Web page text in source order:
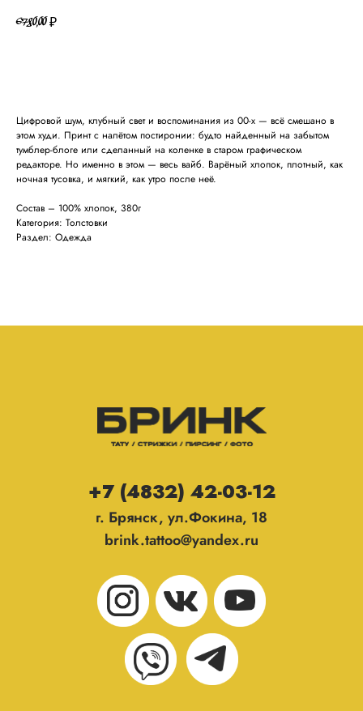
6780,00 ₽
Цифровой шум, клубный свет и воспоминания из 00-х — всё смешано в
этом худи. Принт с налётом постиронии: будто найденный на забытом
тумблер-блоге или сделанный на коленке в старом графическом
редакторе. Но именно в этом — весь вайб. Варёный хлопок, плотный, как
ночная тусовка, и мягкий, как утро после неё.
Состав – 100% хлопок, 380г
Категория: Толстовки
Раздел: Одежда
г. Брянск, ул.Фокина, 18
brink.tattoo@yandex.ru
+7 (4832) 42-03-12